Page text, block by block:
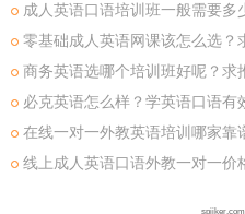
成人英语口语培训班一般需要多
零基础成人英语网课该怎么选？
商务英语选哪个培训班好呢？求
必克英语怎么样？学英语口语有
在线一对一外教英语培训哪家靠
线上成人英语口语外教一对一价